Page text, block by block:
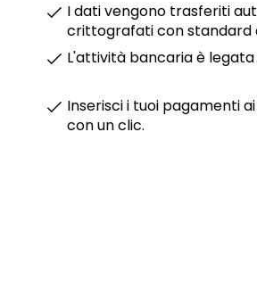
I dati vengono trasferiti
crittografati con standard
L'attività bancaria è
Inserisci i tuoi pagamenti
con un clic.